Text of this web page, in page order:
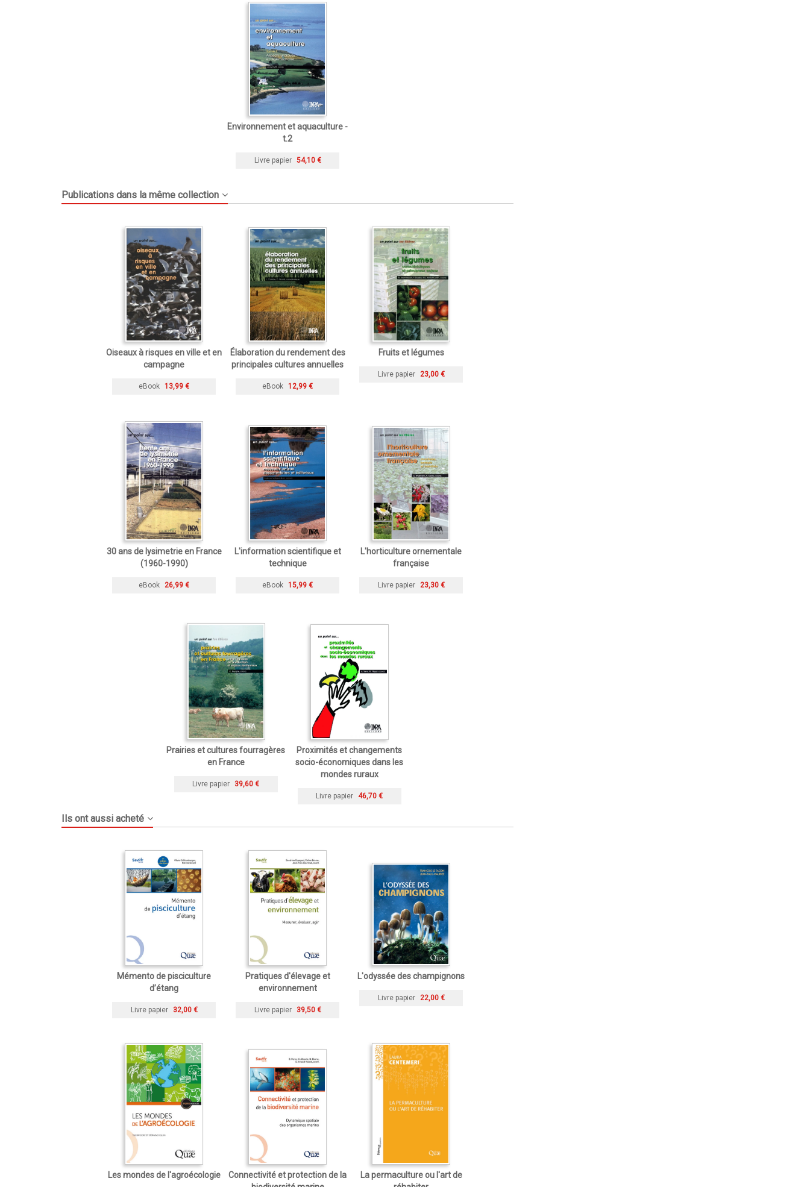
Environnement et aquaculture -
t.2
Livre papier 54,10 €
Publications dans la même collection
Oiseaux à risques en ville et en
campagne
eBook 13,99 €
Élaboration du rendement des
principales cultures annuelles
eBook 12,99 €
Fruits et légumes
Livre papier 23,00 €
30 ans de lysimetrie en France
(1960-1990)
eBook 26,99 €
L'information scientifique et
technique
eBook 15,99 €
L'horticulture ornementale
française
Livre papier 23,30 €
Prairies et cultures fourragères
en France
Livre papier 39,60 €
Proximités et changements
socio-économiques dans les
mondes ruraux
Livre papier 46,70 €
Ils ont aussi acheté
Mémento de pisciculture
d’étang
Livre papier 32,00 €
Pratiques d'élevage et
environnement
Livre papier 39,50 €
L'odyssée des champignons
Livre papier 22,00 €
Les mondes de l'agroécologie
Connectivité et protection de la
La permaculture ou l'art de